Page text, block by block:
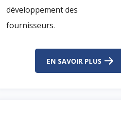
développement des
fournisseurs.
EN SAVOIR PLUS